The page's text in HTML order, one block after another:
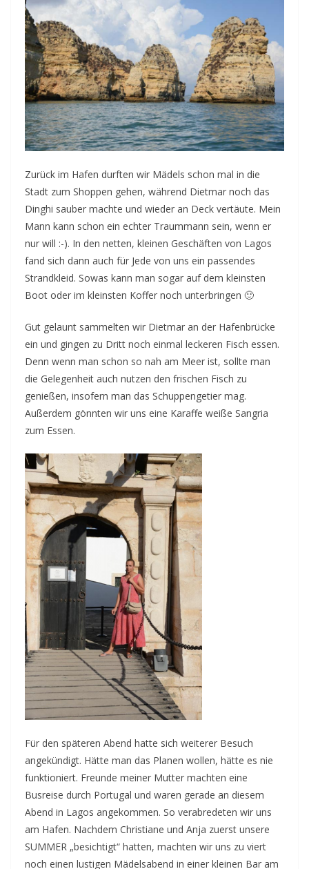
Zurück im Hafen durften wir Mädels schon mal in die
Stadt zum Shoppen gehen, während Dietmar noch das
Dinghi sauber machte und wieder an Deck vertäute. Mein
Mann kann schon ein echter Traummann sein, wenn er
nur will :-). In den netten, kleinen Geschäften von Lagos
fand sich dann auch für Jede von uns ein passendes
Strandkleid. Sowas kann man sogar auf dem kleinsten
Boot oder im kleinsten Koffer noch unterbringen 🙂
Gut gelaunt sammelten wir Dietmar an der Hafenbrücke
ein und gingen zu Dritt noch einmal leckeren Fisch essen.
Denn wenn man schon so nah am Meer ist, sollte man
die Gelegenheit auch nutzen den frischen Fisch zu
genießen, insofern man das Schuppengetier mag.
Außerdem gönnten wir uns eine Karaffe weiße Sangria
zum Essen.
Für den späteren Abend hatte sich weiterer Besuch
angekündigt. Hätte man das Planen wollen, hätte es nie
funktioniert. Freunde meiner Mutter machten eine
Busreise durch Portugal und waren gerade an diesem
Abend in Lagos angekommen. So verabredeten wir uns
am Hafen. Nachdem Christiane und Anja zuerst unsere
SUMMER „besichtigt“ hatten, machten wir uns zu viert
noch einen lustigen Mädelsabend in einer kleinen Bar am